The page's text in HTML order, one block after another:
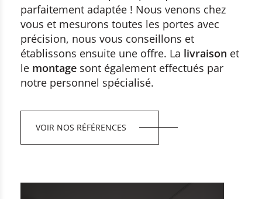
parfaitement adaptée ! Nous venons chez
vous et mesurons toutes les portes avec
précision, nous vous conseillons et
établissons ensuite une offre. La livraison et
le montage sont également effectués par
notre personnel spécialisé.
VOIR NOS RÉFÉRENCES